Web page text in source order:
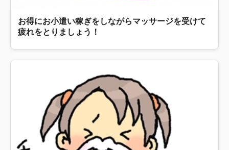
お得にお小遣い稼ぎをしながらマッサージを受けて
疲れをとりましょう！